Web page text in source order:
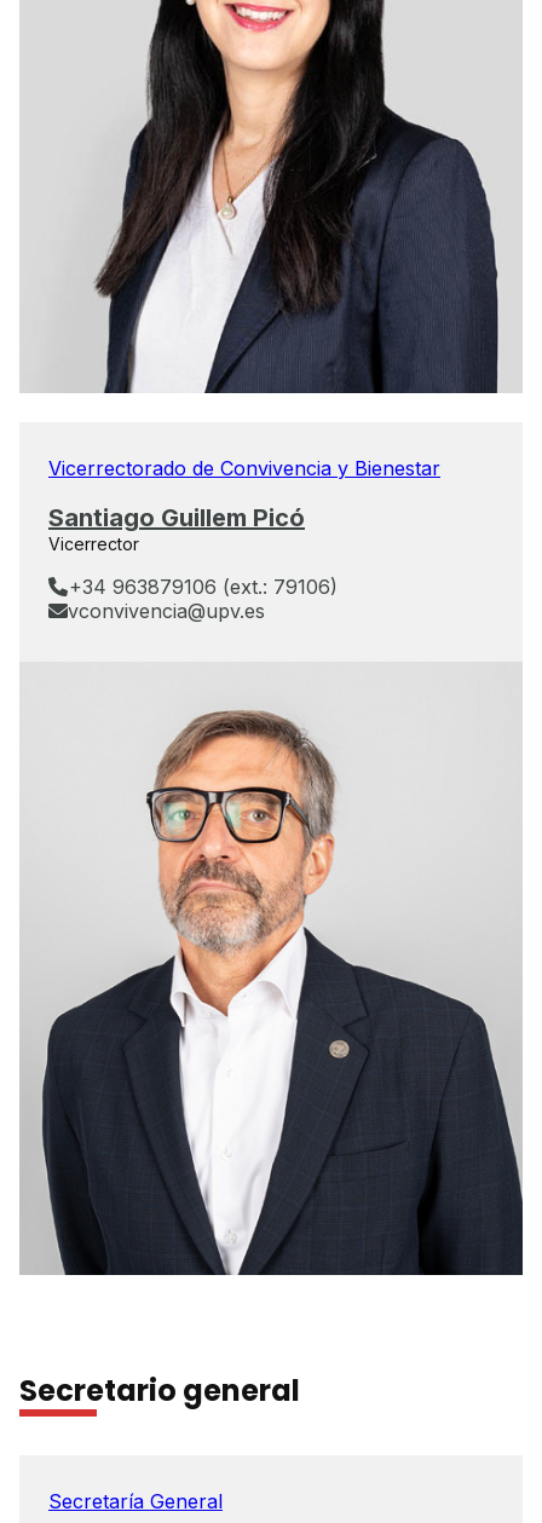
Vicerrectorado de Convivencia y Bienestar
Santiago Guillem Picó
Vicerrector
+34 963879106 (ext.: 79106)
vconvivencia@upv.es
Secretario general
Secretaría General